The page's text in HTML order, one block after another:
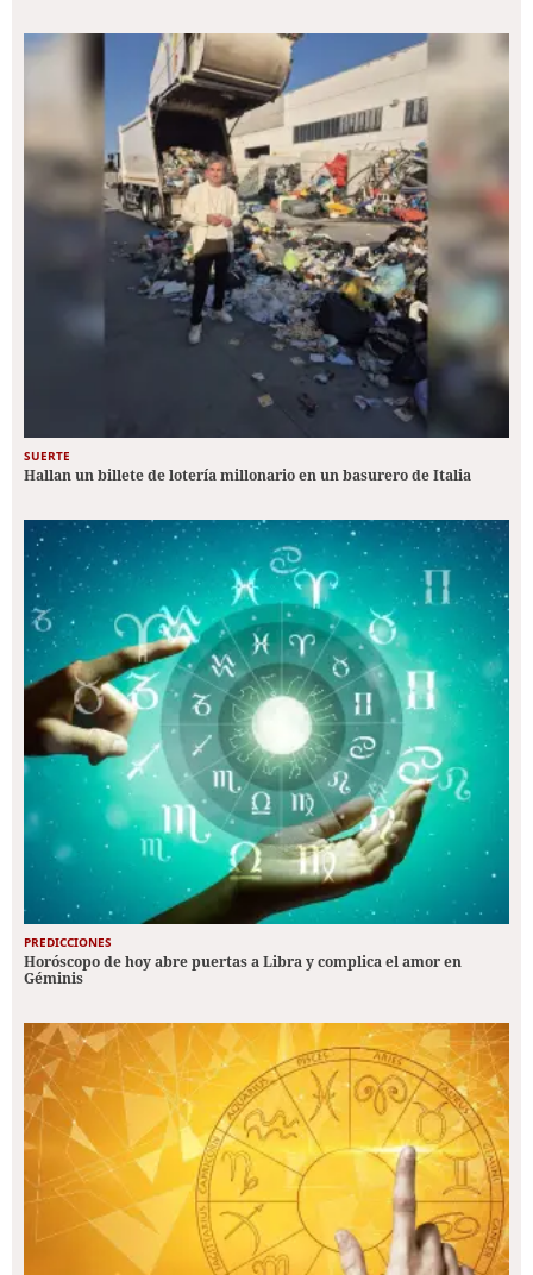
SUERTE
Hallan un billete de lotería millonario en un basurero de Italia
PREDICCIONES
Horóscopo de hoy abre puertas a Libra y complica el amor en
Géminis